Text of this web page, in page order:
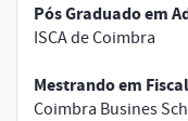
Pós Graduado em
ISCA de Coimbra
Mestrando em
Coimbra Busines